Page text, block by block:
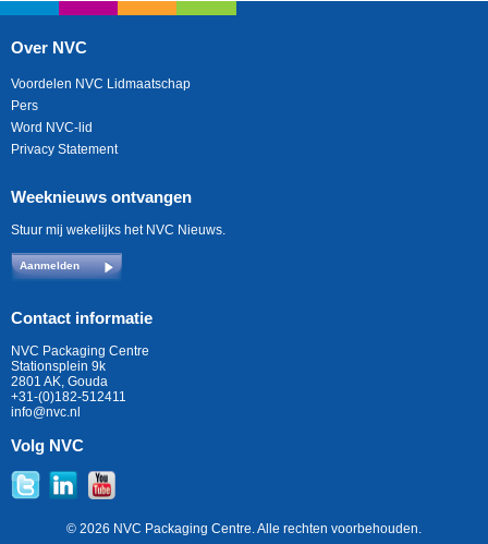
Over NVC
Voordelen NVC Lidmaatschap
Pers
Word NVC-lid
Privacy Statement
Weeknieuws ontvangen
Stuur mij wekelijks het NVC Nieuws.
Aanmelden
Contact informatie
NVC Packaging Centre
Stationsplein 9k
2801 AK, Gouda
+31-(0)182-512411
info@nvc.nl
Volg NVC
© 2026 NVC Packaging Centre. Alle rechten voorbehouden.